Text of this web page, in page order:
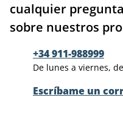
cualquier
sobre nuestros
+34 911-988999
De lunes a viernes,
Escríbame un